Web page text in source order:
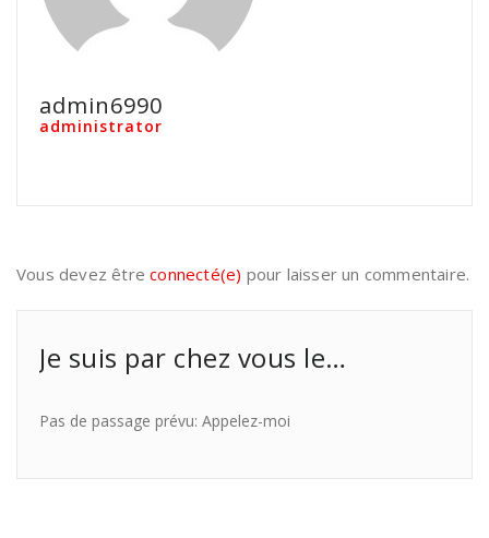
admin6990
administrator
Vous devez êtreconnecté(e) pour laisser un commentaire.
Je suis par chez vous le…
Pas de passage prévu: Appelez-moi